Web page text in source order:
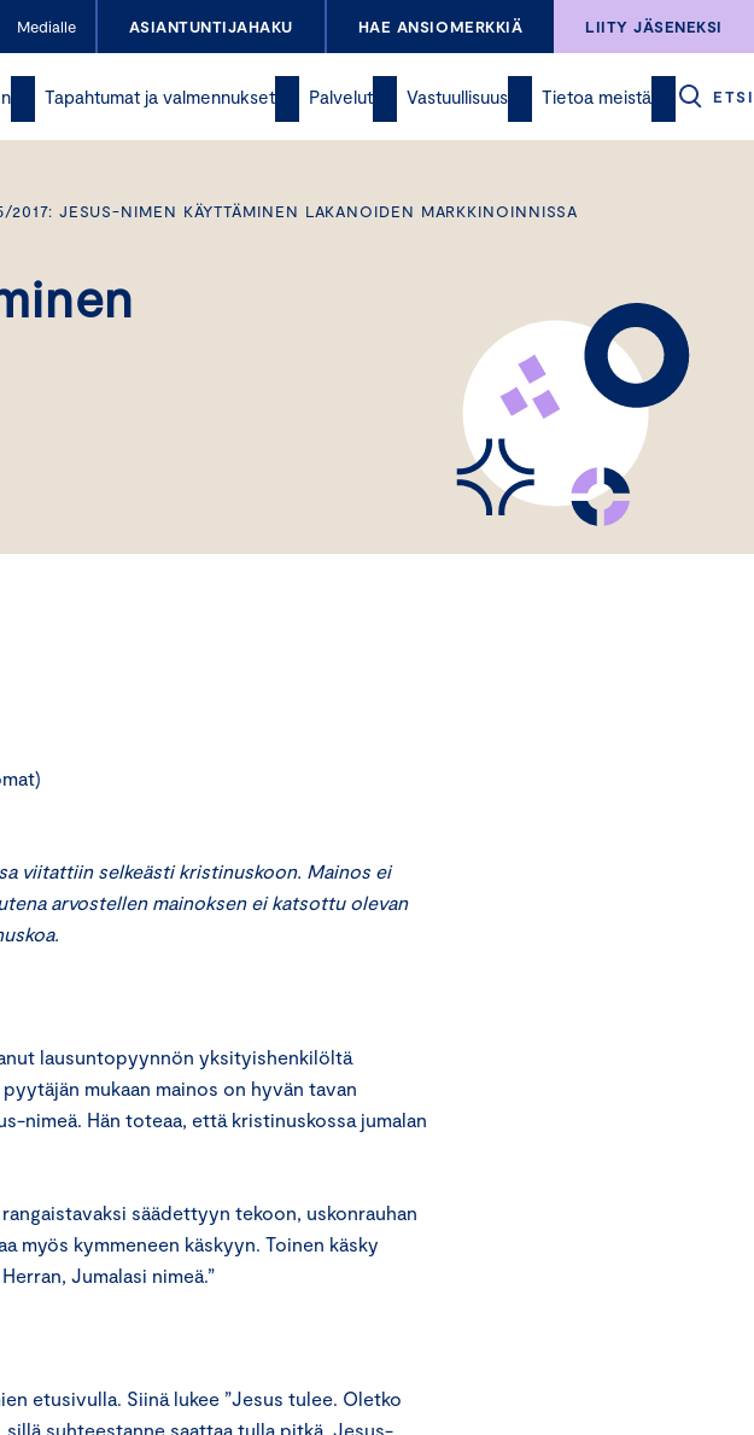
Medialle ASIANTUNTIJAHAKU HAE ANSIOMERKKIÄ LIITY JÄSENEKSI
Tapahtumat ja valmennukset Palvelut Vastuullisuus Tietoa meistä ETSI
2017: JESUS-NIMEN KÄYTTÄMINEN LAKANOIDEN MARKKINOINNISSA
viitattiin selkeästi kristinuskoon. Mainos ei
arvostellen mainoksen ei katsottu olevan
lausuntopyynnön yksityishenkilöltä
mukaan mainos on hyvän tavan
nimeä. Hän toteaa, että kristinuskossa jumalan
säädettyyn tekoon, uskonrauhan
myös kymmeneen käskyyn. Toinen käsky
Jumalasi nimeä.”
etusivulla. Siinä lukee ”Jesus tulee. Oletko
suhteestanne saattaa tulla pitkä. Jesus-